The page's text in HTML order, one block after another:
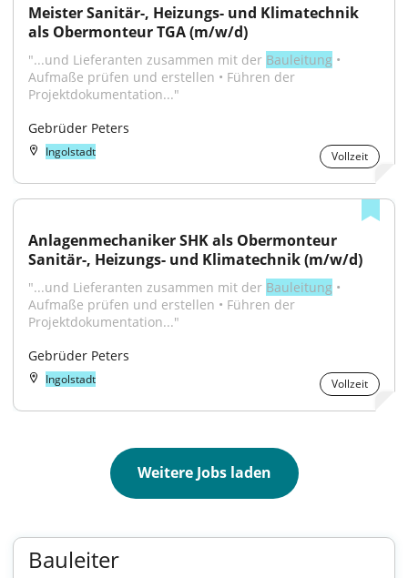
Meister Sanitär-, Heizungs- und Klimatechnik
als Obermonteur TGA (m/w/d)
"...und Lieferanten zusammen mit der Bauleitung •
Aufmaße prüfen und erstellen • Führen der
Projektdokumentation..."
Gebrüder Peters
Ingolstadt Vollzeit
Anlagenmechaniker SHK als Obermonteur
Sanitär-, Heizungs- und Klimatechnik (m/w/d)
"...und Lieferanten zusammen mit der Bauleitung •
Aufmaße prüfen und erstellen • Führen der
Projektdokumentation..."
Gebrüder Peters
Ingolstadt Vollzeit
Weitere Jobs laden
Bauleiter